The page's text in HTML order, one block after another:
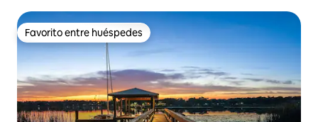
Favorito entre huéspedes
Favorito entre huéspedes